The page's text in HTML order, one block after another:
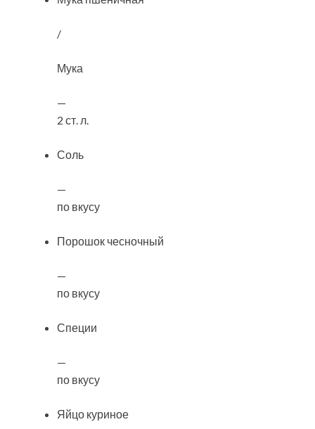
/
Мука
—
2 ст. л.
Соль
—
по вкусу
Порошок чесночный
—
по вкусу
Специи
—
по вкусу
Яйцо куриное